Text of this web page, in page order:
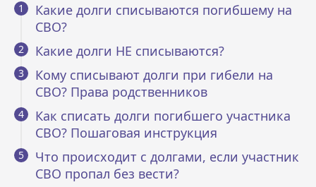
Какие долги списываются погибшему на
СВО?
Какие долги НЕ списываются?
Кому списывают долги при гибели на
СВО? Права родственников
Как списать долги погибшего участника
СВО? Пошаговая инструкция
Что происходит с долгами, если участник
СВО пропал без вести?